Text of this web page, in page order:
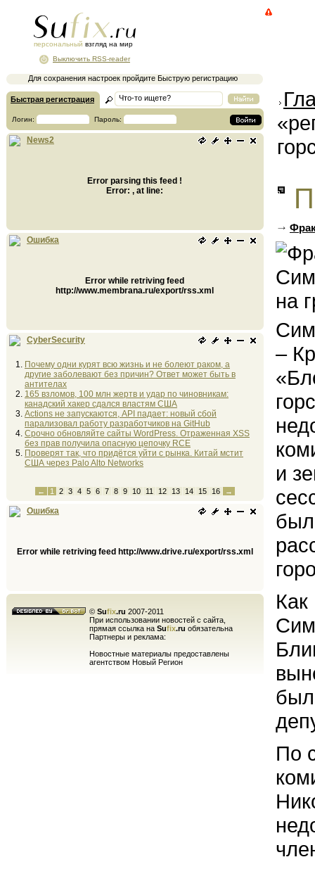
персональный взгляд на мир
Для сохранения настроек пройдите Быструю регистрацию
Выключить RSS-reader
Быстрая регистрация
Логин: Пароль:
News2
Error parsing this feed !
Error: , at line:
Ошибка
Error while retriving feed
http://www.membrana.ru/export/rss.xml
CyberSecurity
Почему одни курят всю жизнь и не болеют раком, а
другие заболевают без причин? Ответ может быть в
антителах
165 взломов, 100 млн жертв и удар по чиновникам:
канадский хакер сдался властям США
Actions не запускаются, API падает: новый сбой
парализовал работу разработчиков на GitHub
Срочно обновляйте сайты WordPress. Отраженная XSS
без прав получила опасную цепочку RCE
Проверят так, что придётся уйти с рынка. Китай мстит
США через Palo Alto Networks
← 1 2 3 4 5 6 7 8 9 10 11 12 13 14 15 16 →
Ошибка
Error while retriving feed http://www.drive.ru/export/rss.xml
© Sufix.ru 2007-2011
При использовании новостей с сайта,
прямая ссылка на Sufix.ru обязательна
Партнеры и реклама:
Новостные материалы предоставлены
агентством Новый Регион
–
и
Как
По